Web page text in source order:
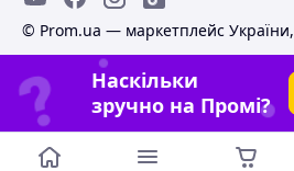
© Prom.ua — маркетплейс
Наскільки
зручно на Промі?